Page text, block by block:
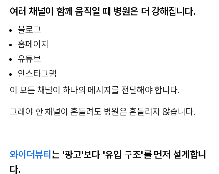
여러 채널이 함께 움직일 때 병원은 더 강해집니다.
블로그
홈페이지
유튜브
인스타그램
이 모든 채널이 하나의 메시지를 전달해야 합니다.
그래야 한 채널이 흔들려도 병원은 흔들리지 않습니다.
와이더뷰티는 '광고'보다 '유입 구조'를 먼저 설계합니
다.